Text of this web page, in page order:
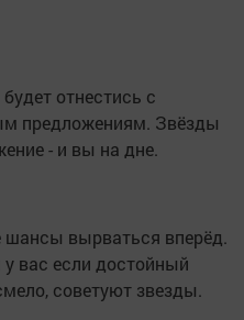
отнестись с
предложениям. Звёзды
- и вы на дне.
шансы вырваться вперёд.
вас если достойный
советуют звезды.